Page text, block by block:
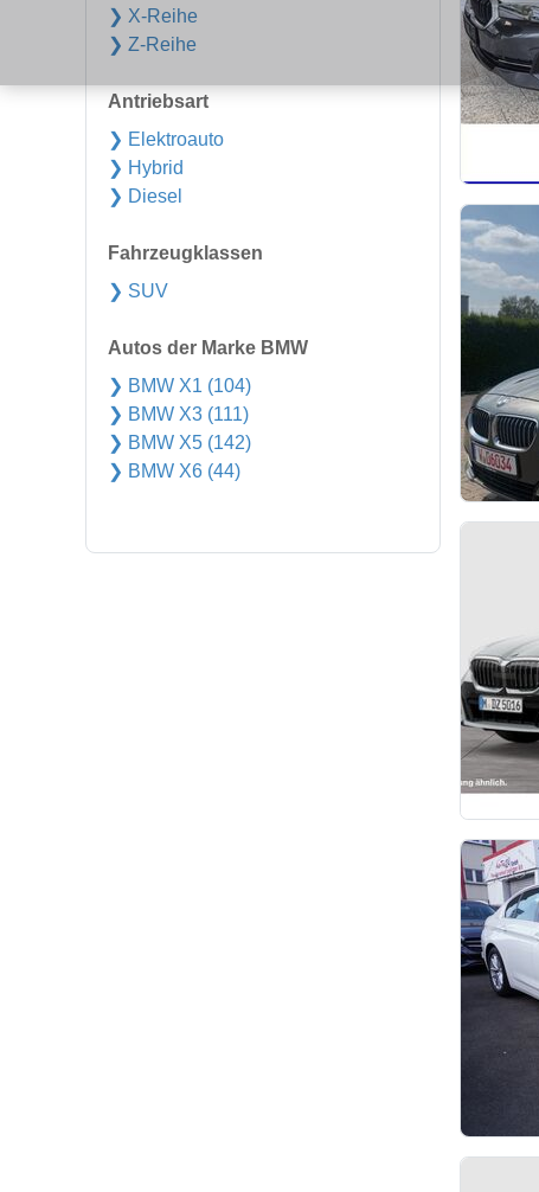
❯ X-Reihe
❯ Z-Reihe
Antriebsart
❯ Elektroauto
❯ Hybrid
❯ Diesel
Fahrzeugklassen
❯ SUV
Autos der Marke BMW
❯ BMW X1 (104)
❯ BMW X3 (111)
❯ BMW X5 (142)
❯ BMW X6 (44)